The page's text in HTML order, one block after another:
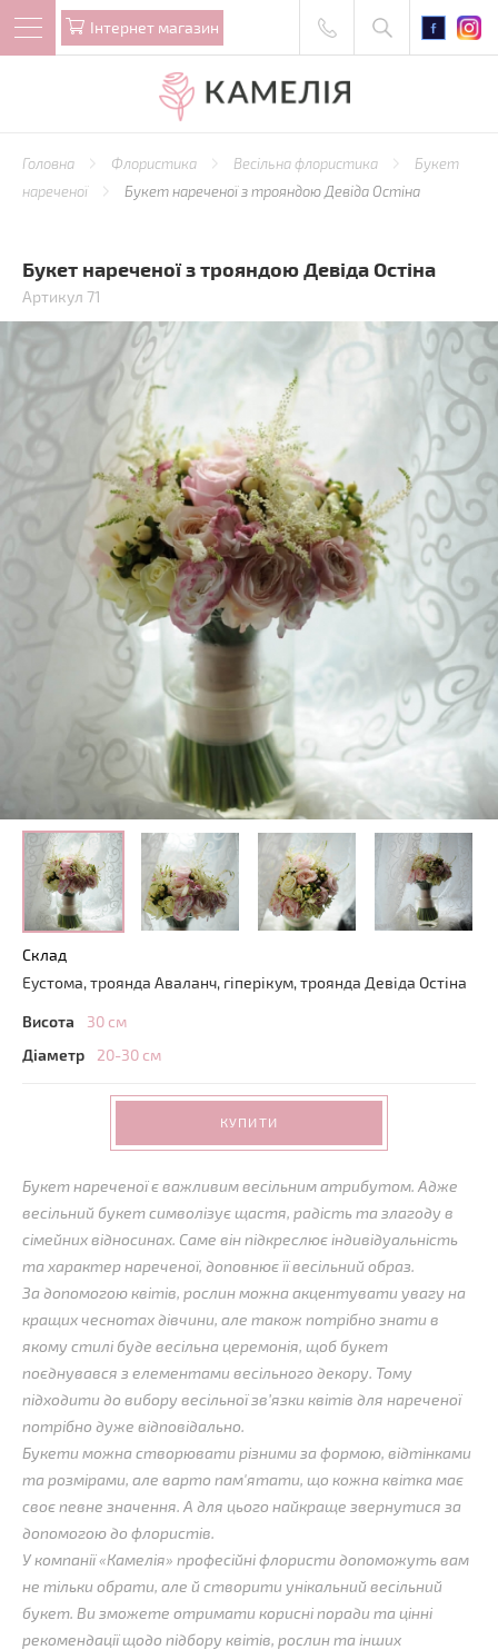
Iнтернет магазин
Головна Флористика Весільна флористика
Букет
нареченої
Букет нареченої з трояндою Девіда Остіна
Букет нареченої з трояндою Девіда Остіна
Артикул 71
Склад
Еустома, троянда Аваланч, гіперікум, троянда Девіда Остіна
Висота
30 см
Діаметр
20-30 см
КУПИТИ
Букет нареченої є важливим весільним атрибутом. Адже
весільний букет символізує щастя, радість та злагоду в
сімейних відносинах. Саме він підкреслює індивідуальність
та характер нареченої, доповнює її весільний образ.
За допомогою квітів, рослин можна акцентувати увагу на
кращих чеснотах дівчини, але також потрібно знати в
якому стилі буде весільна церемонія, щоб букет
поєднувався з елементами весільного декору. Тому
підходити до вибору весільної зв’язки квітів для нареченої
потрібно дуже відповідально.
Букети можна створювати різними за формою, відтінками
та розмірами, але варто пам'ятати, що кожна квітка має
своє певне значення. А для цього найкраще звернутися за
допомогою до флористів.
У компанії «Камелія» професійні флористи допоможуть вам
не тільки обрати, але й створити унікальний весільний
букет. Ви зможете отримати корисні поради та цінні
рекомендації щодо підбору квітів, рослин та інших